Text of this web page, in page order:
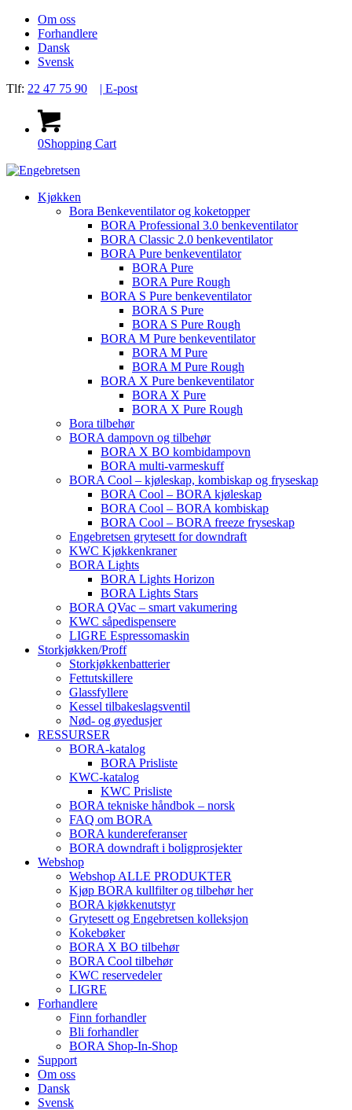
Om oss
Forhandlere
Dansk
Svensk
Tlf: 22 47 75 90 | E-post
0Shopping Cart
Kjøkken
Bora Benkeventilator og koketopper
BORA Professional 3.0 benkeventilator
BORA Classic 2.0 benkeventilator
BORA Pure benkeventilator
BORA Pure
BORA Pure Rough
BORA S Pure benkeventilator
BORA S Pure
BORA S Pure Rough
BORA M Pure benkeventilator
BORA M Pure
BORA M Pure Rough
BORA X Pure benkeventilator
BORA X Pure
BORA X Pure Rough
Bora tilbehør
BORA dampovn og tilbehør
BORA X BO kombidampovn
BORA multi-varmeskuff
BORA Cool – kjøleskap, kombiskap og fryseskap
BORA Cool – BORA kjøleskap
BORA Cool – BORA kombiskap
BORA Cool – BORA freeze fryseskap
Engebretsen grytesett for downdraft
KWC Kjøkkenkraner
BORA Lights
BORA Lights Horizon
BORA Lights Stars
BORA QVac – smart vakumering
KWC såpedispensere
LIGRE Espressomaskin
Storkjøkken/Proff
Storkjøkkenbatterier
Fettutskillere
Glassfyllere
Kessel tilbakeslagsventil
Nød- og øyedusjer
RESSURSER
BORA-katalog
BORA Prisliste
KWC-katalog
KWC Prisliste
BORA tekniske håndbok – norsk
FAQ om BORA
BORA kundereferanser
BORA downdraft i boligprosjekter
Webshop
Webshop ALLE PRODUKTER
Kjøp BORA kullfilter og tilbehør her
BORA kjøkkenutstyr
Grytesett og Engebretsen kolleksjon
Kokebøker
BORA X BO tilbehør
BORA Cool tilbehør
KWC reservedeler
LIGRE
Forhandlere
Finn forhandler
Bli forhandler
BORA Shop-In-Shop
Support
Om oss
Dansk
Svensk